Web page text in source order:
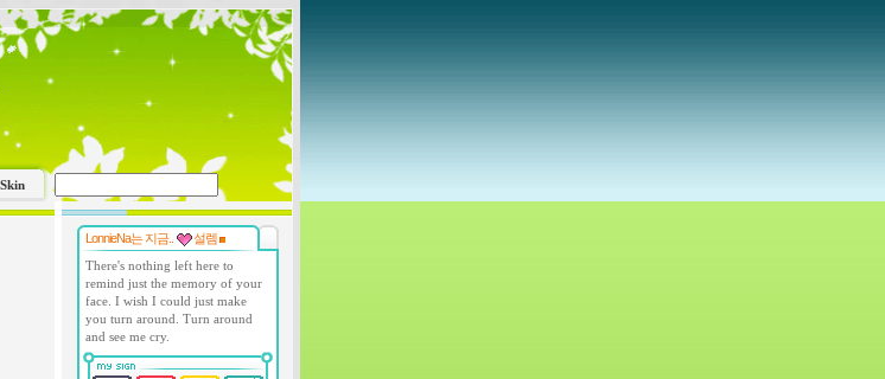
LonnieNa는 지금..
설렘
There's nothing left here to
remind just the memory of your
face. I wish I could just make
you turn around. Turn around
and see me cry.